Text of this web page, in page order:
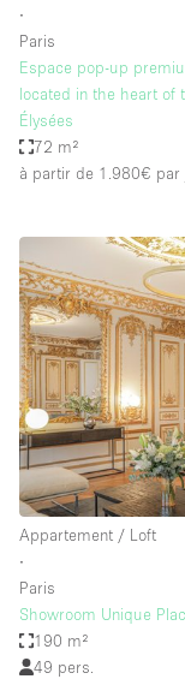
∙
Paris
Espace pop-up
located in the heart of
Élysées
72 m²
à partir de 1.980€ par
Appartement / Loft
∙
Paris
Showroom Unique
190 m²
49 pers.